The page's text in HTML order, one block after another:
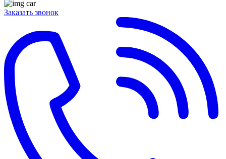
Заказать звонок